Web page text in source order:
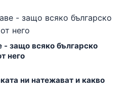
защо всяко българско
него
ни натежават и какво